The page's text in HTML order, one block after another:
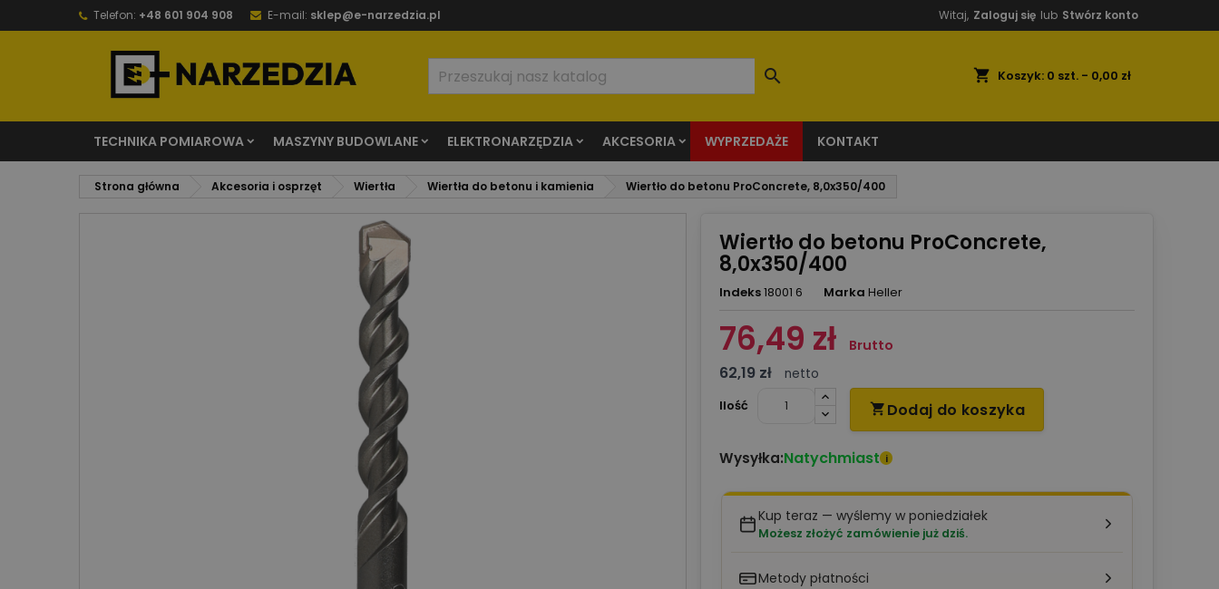
Telefon: +48 601 904 908 E-mail: sklep@e-narzedzia.pl Witaj, Zaloguj się lub Stwórz konto
shopping_cart Koszyk: 0 szt. - 0,00 zł

TECHNIKA POMIAROWA MASZYNY BUDOWLANE ELEKTRONARZĘDZIA AKCESORIA WYPRZEDAŻE KONTAKT
Strona główna Akcesoria i osprzęt Wiertła Wiertła do betonu i kamienia Wiertło do betonu ProConcrete, 8,0x350/400
Wiertło do betonu ProConcrete,
8,0x350/400
Indeks18001 6 Marka Heller
76,49 zł Brutto
62,19 zł
netto
Ilość
 Dodaj do koszyka
Wysyłka:Natychmiast i
Kup teraz — wyślemy w poniedziałek
Możesz złożyć zamówienie już dziś.
Metody płatności